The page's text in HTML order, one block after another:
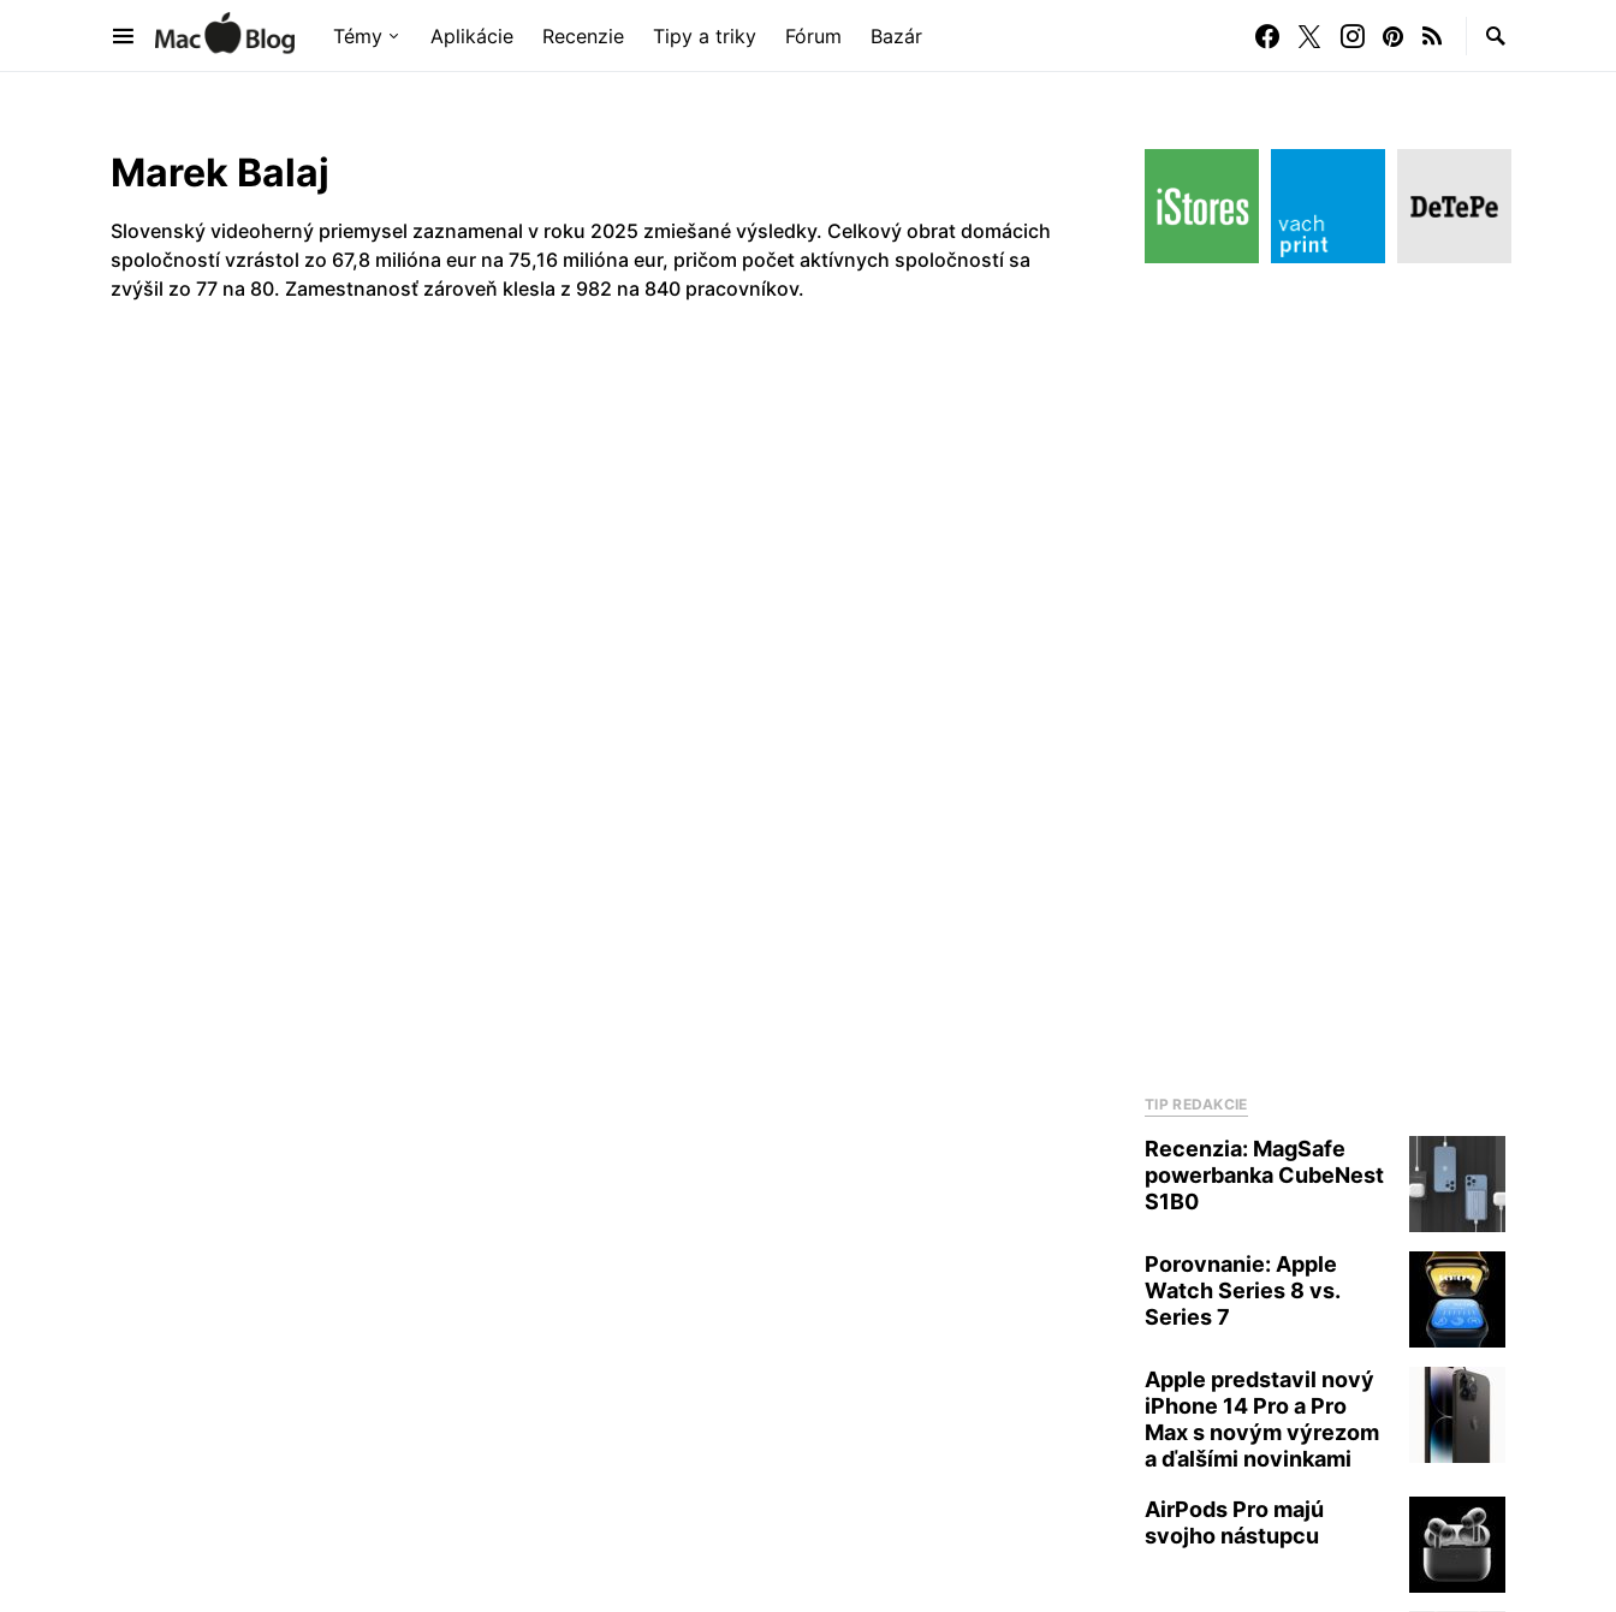
Témy Aplikácie Recenzie Tipy a triky Fórum Bazár
Marek Balaj
Slovenský videoherný priemysel zaznamenal v roku 2025 zmiešané výsledky. Celkový obrat domácich
spoločností vzrástol zo 67,8 milióna eur na 75,16 milióna eur, pričom počet aktívnych spoločností sa
zvýšil zo 77 na 80. Zamestnanosť zároveň klesla z 982 na 840 pracovníkov.
TIP REDAKCIE
Recenzia: MagSafe
powerbanka CubeNest
S1B0
Porovnanie: Apple
Watch Series 8 vs.
Series 7
Apple predstavil nový
iPhone 14 Pro a Pro
Max s novým výrezom
a ďalšími novinkami
AirPods Pro majú
svojho nástupcu